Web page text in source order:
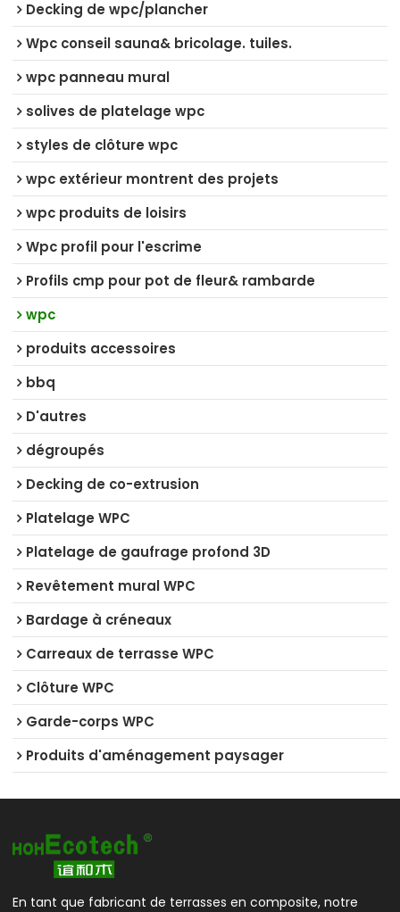
Decking de wpc/plancher
Wpc conseil sauna& bricolage. tuiles.
wpc panneau mural
solives de platelage wpc
styles de clôture wpc
wpc extérieur montrent des projets
wpc produits de loisirs
Wpc profil pour l'escrime
Profils cmp pour pot de fleur& rambarde
wpc
produits accessoires
bbq
D'autres
dégroupés
Decking de co-extrusion
Platelage WPC
Platelage de gaufrage profond 3D
Revêtement mural WPC
Bardage à créneaux
Carreaux de terrasse WPC
Clôture WPC
Garde-corps WPC
Produits d'aménagement paysager
En tant que fabricant de terrasses en composite, notre